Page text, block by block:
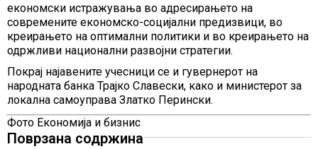
економски истражувања во адресирањето на
современите економско-социјални предизвици, во
креирањето на оптимални политики и во креирањето на
одржливи национални развојни стратегии.
Покрај најавените учесници се и гувернерот на
народната банка Трајко Славески, како и министерот за
локална самоуправа Златко Перински.
Фото Економија и бизнис
Поврзана содржина